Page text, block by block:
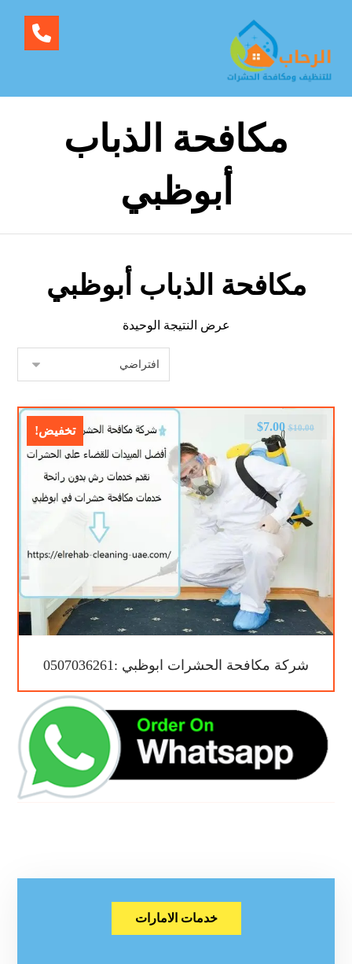
مكافحة الذباب
أبوظبي
مكافحة الذباب أبوظبي
عرض النتيجة الوحيدة
تخفيض!
شركة مكافحة الحشرات ابوظبي :0507036261
$10.00
$7.00
خدمات الامارات